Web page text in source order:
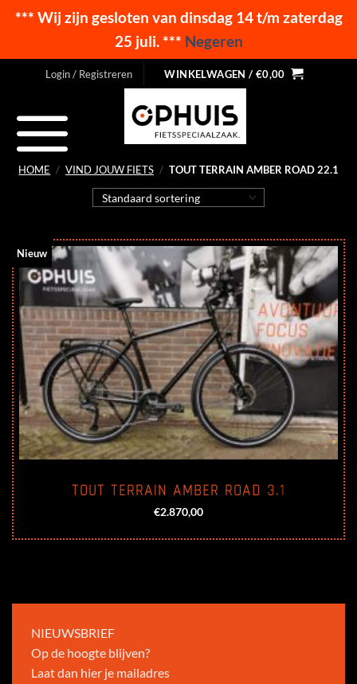
*** Wij zijn gesloten van dinsdag 14 t/m zaterdag
25 juli. *** Negeren
Login / Registreren WINKELWAGEN / €0,00
HOME / VIND JOUW FIETS / TOUT TERRAIN AMBER ROAD 22.1
Nieuw
TOUT TERRAIN AMBER ROAD 3.1
€2.870,00
NIEUWSBRIEF
Op de hoogte blijven?
Laat dan hier je mailadres